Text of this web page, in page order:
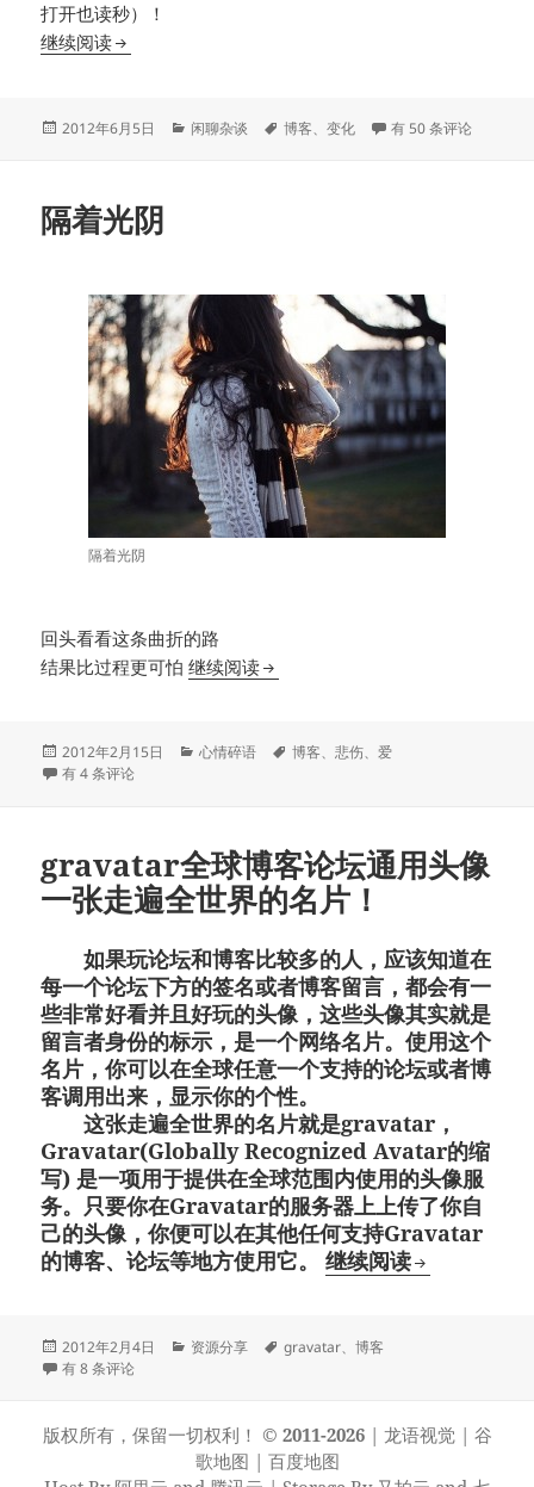
打开也读秒）！
继续阅读本博新变化…
发
2012年6月5日
分
闲聊杂谈
标
博客、变化 本博新变化…
有 50 条评论
隔着光阴
隔着光阴
回头看看这条曲折的路
结果比过程更可怕继续阅读隔着光阴
发
布
2012年2月15日
分
心情碎语
标
博客、悲伤、爱
隔着光阴
有 4 条评论
gravatar全球博客论坛通用头像
一张走遍全世界的名片！
如果玩论坛和博客比较多的人，应该知道在
每一个论坛下方的签名或者博客留言，都会有一
些非常好看并且好玩的头像，这些头像其实就是
留言者身份的标示，是一个网络名片。使用这个
名片，你可以在全球任意一个支持的论坛或者博
客调用出来，显示你的个性。
这张走遍全世界的名片就是gravatar，
Gravatar(Globally Recognized Avatar的缩
写) 是一项用于提供在全球范围内使用的头像服
务。只要你在Gravatar的服务器上上传了你自
己的头像，你便可以在其他任何支持Gravatar
的博客、论坛等地方使用它。继续阅读gravatar全
发
布
2012年2月4日
分
资源分享
标
gravatar、博客
gravatar全球博客论坛通用头像一张走遍全世界的名片！
有 8 条评论
版权所有，保留一切权利！ © 2011-2026| 龙语视觉| 谷
歌地图 | 百度地图